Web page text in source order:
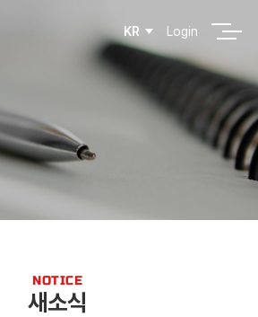
KR Login
NOTICE
새소식